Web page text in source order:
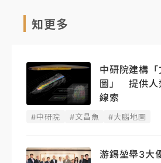
知更多
中研院建構
圖」 提供人
線索
#中研院 #文昌魚 #大腦地圖
游錫堃舉3大